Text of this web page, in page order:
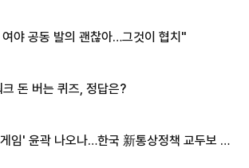
야 공동 발의 괜찮아…그것이 협치"
돈 버는 퀴즈, 정답은?
임' 윤곽 나오나…한국 新통상정책 교두보 활